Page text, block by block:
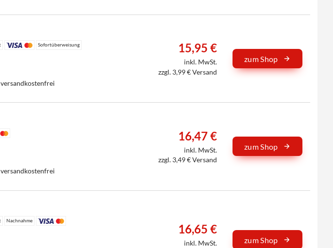
Sofortüberweisung 15,95 €
inkl. MwSt.
zzgl. 3,99 € Versand
zum Shop
16,47 €
inkl. MwSt.
zzgl. 3,49 € Versand
zum Shop
Nachnahme
16,65 €
inkl. MwSt.
zum Shop